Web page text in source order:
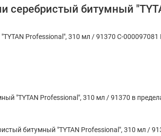
серебристый битумный
Professional", 310 мл / 91370 С-
"TYTAN Professional", 310 мл / 91370 в
битумный "TYTAN Professional", 310 мл /